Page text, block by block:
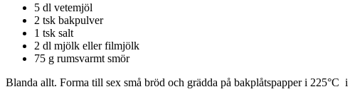
5 dl vetemjöl
2 tsk bakpulver
1 tsk salt
2 dl mjölk eller filmjölk
75 g rumsvarmt smör
Blanda allt. Forma till sex små bröd och grädda på bakplåtspapper i 225°C